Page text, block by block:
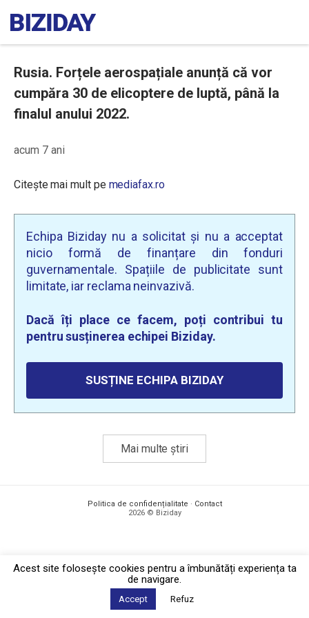
Rusia. Forțele aerospațiale anunță că vor
cumpăra 30 de elicoptere de luptă, până la
finalul anului 2022.
acum 7 ani
Citește mai mult pe mediafax.ro
Echipa Biziday nu a solicitat și nu a acceptat
nicio formă de finanțare din fonduri
guvernamentale. Spațiile de publicitate sunt
limitate, iar reclama neinvazivă.
Dacă îți place ce facem, poți contribui tu
pentru susținerea echipei Biziday.
SUSȚINE ECHIPA BIZIDAY
Mai multe știri
Politica de confidențialitate · Contact
2026 © Biziday
Acest site foloseşte cookies pentru a îmbunătăți experiența ta
de navigare.
Accept Refuz